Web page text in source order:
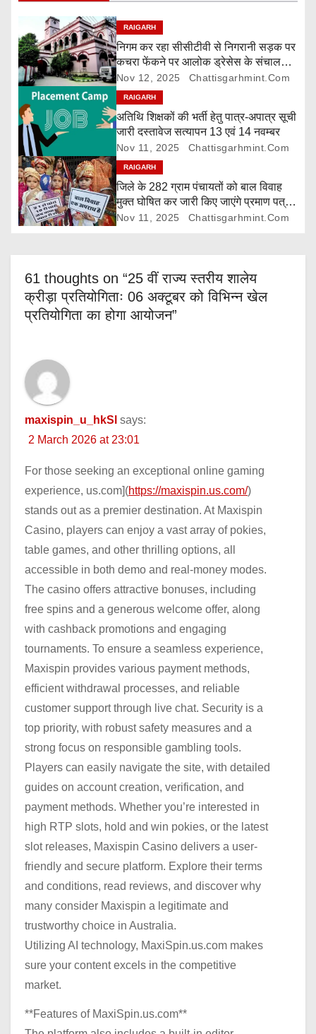
g
a
t
i
o
n
RAIGARH
निगम कर रहा सीसीटीवी से निगरानी सड़क पर
कचरा फेंकने पर आलोक ड्रेसेस के संचालक
पर 5000 रुपए जुर्माना
Nov 12, 2025 Chattisgarhmint.com
RAIGARH
अतिथि शिक्षकों की भर्ती हेतु पात्र-अपात्र सूची
जारी दस्तावेज सत्यापन 13 एवं 14 नवम्बर
Nov 11, 2025 Chattisgarhmint.com
RAIGARH
जिले के 282 ग्राम पंचायतों को बाल विवाह
मुक्त घोषित कर जारी किए जाएंगे प्रमाण पत्र,
दावा-आपत्ति 24 नवम्बर तक
Nov 11, 2025 Chattisgarhmint.com
61 thoughts on “25 वीं राज्य स्तरीय शालेय
क्रीड़ा प्रतियोगिताः 06 अक्टूबर को विभिन्न खेल
प्रतियोगिता का होगा आयोजन”
maxispin_u_hkSl says:
2 March 2026 at 23:01
For those seeking an exceptional online gaming
experience, us.com](https://maxispin.us.com/)
stands out as a premier destination. At Maxispin
Casino, players can enjoy a vast array of pokies,
table games, and other thrilling options, all
accessible in both demo and real-money modes.
The casino offers attractive bonuses, including
free spins and a generous welcome offer, along
with cashback promotions and engaging
tournaments. To ensure a seamless experience,
Maxispin provides various payment methods,
efficient withdrawal processes, and reliable
customer support through live chat. Security is a
top priority, with robust safety measures and a
strong focus on responsible gambling tools.
Players can easily navigate the site, with detailed
guides on account creation, verification, and
payment methods. Whether you’re interested in
high RTP slots, hold and win pokies, or the latest
slot releases, Maxispin Casino delivers a user-
friendly and secure platform. Explore their terms
and conditions, read reviews, and discover why
many consider Maxispin a legitimate and
trustworthy choice in Australia.
Utilizing AI technology, MaxiSpin.us.com makes
sure your content excels in the competitive
market.
**Features of MaxiSpin.us.com**